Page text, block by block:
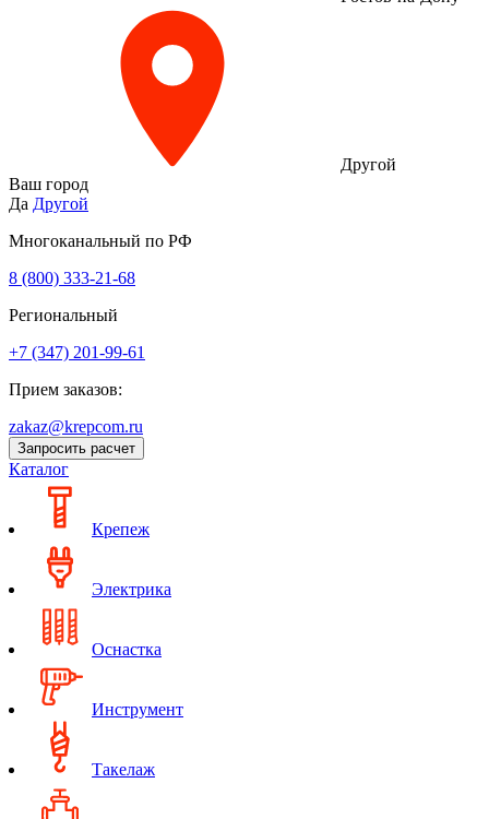
Другой
Ваш город
Да Другой
Многоканальный по РФ
8 (800) 333‑21-68
Региональный
+7 (347) 201-99-61
Прием заказов:
zakaz@krepcom.ru
Запросить расчет
Каталог
Крепеж
Электрика
Оснастка
Инструмент
Такелаж